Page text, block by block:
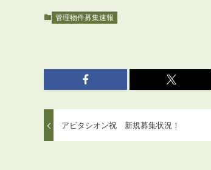
管理物件募集速報
アビタシオン祝 新規募集状況！